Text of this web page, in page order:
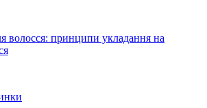
волосся: принципи укладання на